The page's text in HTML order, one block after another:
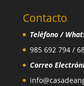
Contacto
Teléfono /
985 692 794 /
Correo